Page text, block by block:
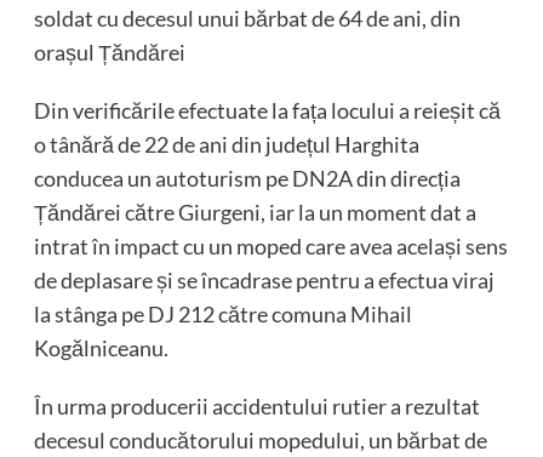
soldat cu decesul unui bărbat de 64 de ani, din
orașul Țăndărei
Din verificările efectuate la fața locului a reieșit că
o tânără de 22 de ani din județul Harghita
conducea un autoturism pe DN2A din direcția
Țăndărei către Giurgeni, iar la un moment dat a
intrat în impact cu un moped care avea același sens
de deplasare și se încadrase pentru a efectua viraj
la stânga pe DJ 212 către comuna Mihail
Kogălniceanu.
În urma producerii accidentului rutier a rezultat
decesul conducătorului mopedului, un bărbat de